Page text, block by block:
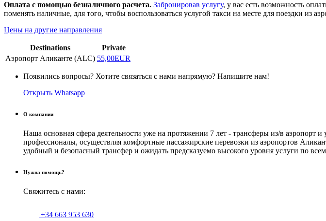
Оплата с помощью безналичного расчета. Забронировав услугу, у вас есть возможность
поменять наличные, для того, чтобы воспользоваться услугой такси на месте для поездки из
Цены на другие направления
Destinations
Private
Аэропорт Аликанте (ALC) 55,00EUR
Появились вопросы? Хотите связаться с нами напрямую? Напишите нам!
Открыть Whatsapp
О компании
Наша основная сфера деятельности уже на протяжении 7 лет - трансферы из/в
профессионалы, осуществляя комфортные пассажирские перевозки из аэропортов
удобный и безопасный трансфер и ожидать предсказуемо высокого уровня услуги по
Нужна помощь?
Свяжитесь с нами:
+34 663 953 630